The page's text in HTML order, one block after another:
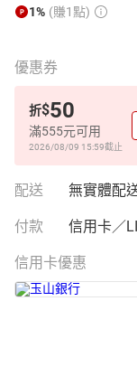
1% (賺1點)
優惠券
折$50
滿555元可用
2026/08/09 15:59截止
配送 無實體配
付款 信用卡／
信用卡優惠